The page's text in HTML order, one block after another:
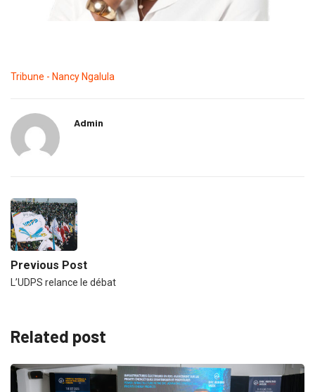
Tribune - Nancy Ngalula
Admin
Previous Post
L’UDPS relance le débat
Related post